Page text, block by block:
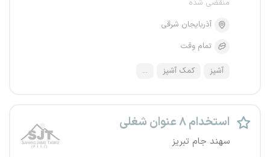
منقضی شده
آذربایجان شرقی
تمام وقت
آشپز کمک آشپز ...
استخدام ۸ عنوان شغلی
سهند جام تبریز